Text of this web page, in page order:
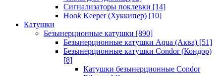
Сигнализаторы поклевки [14]
Hook Keeper (Хуккипер) [10]
Катушки
Безынерционные катушки [890]
Безынерционные катушки Aqua (Аква) [51]
Безынерционные катушки Condor (Кондор)
[8]
Катушки безынерционные Condor